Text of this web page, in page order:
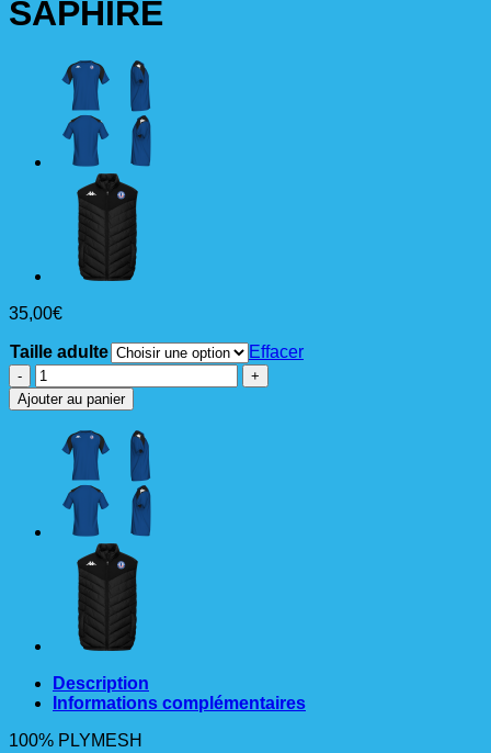
SAPHIRE
35,00€
Taille adulte
Effacer
quantité
de
SWEAT
LIDO
KAPPA
ENTRAINEMENT
BLUE
SAPHIRE
Ajouter au panier
Description
Informations complémentaires
100% PLYMESH